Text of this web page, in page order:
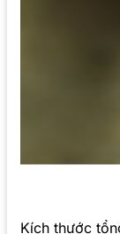
Kích thước